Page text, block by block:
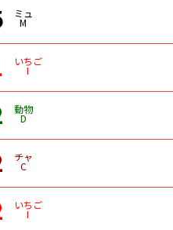
ミュ
M
いちご
I
動物
D
チャ
C
いちご
I